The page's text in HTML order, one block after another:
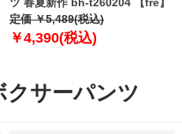
ツ 春夏新作 bh-t260204 【fre】
定価 ￥5,489(税込)
￥4,390(税込)
クサーパンツ